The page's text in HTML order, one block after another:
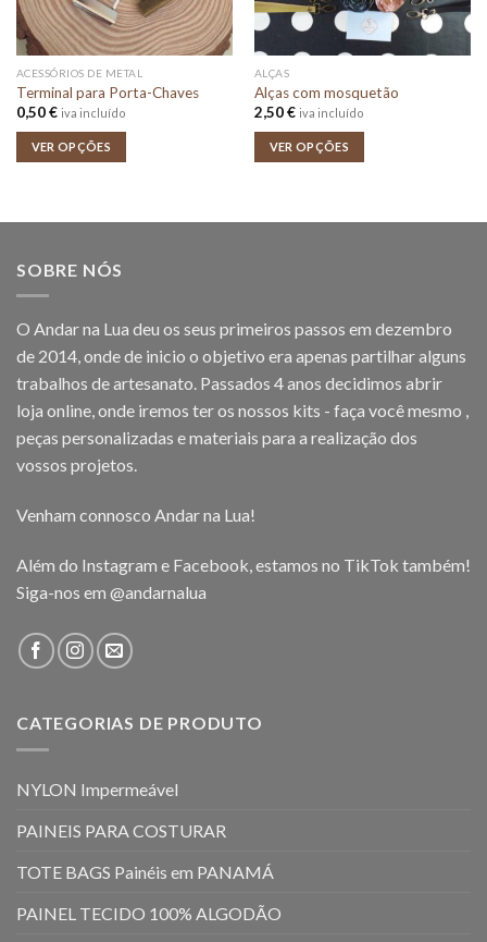
ACESSÓRIOS DE METAL
Terminal para Porta-Chaves
0,50€ iva incluído
VER OPÇÕES
ALÇAS
Alças com mosquetão
2,50€ iva incluído
VER OPÇÕES
SOBRE NÓS
O Andar na Lua deu os seus primeiros passos em dezembro
de 2014, onde de inicio o objetivo era apenas partilhar alguns
trabalhos de artesanato. Passados 4 anos decidimos abrir
loja online, onde iremos ter os nossos kits - faça você mesmo ,
peças personalizadas e materiais para a realização dos
vossos projetos.
Venham connosco Andar na Lua!
Além do Instagram e Facebook, estamos no TikTok também!
Siga-nos em @andarnalua
CATEGORIAS DE PRODUTO
NYLON Impermeável
PAINEIS PARA COSTURAR
TOTE BAGS Painéis em PANAMÁ
PAINEL TECIDO 100% ALGODÃO